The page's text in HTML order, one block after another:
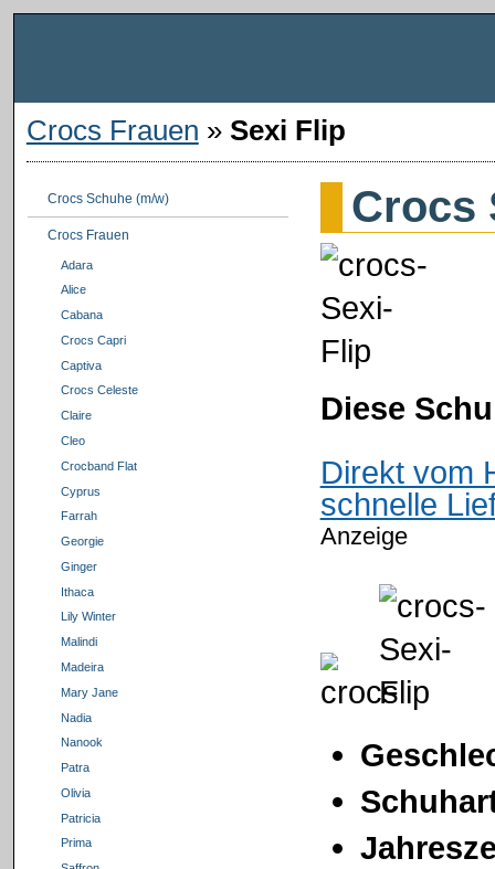
Crocs Frauen » Sexi Flip
Crocs Schuhe (m/w)
Crocs Frauen
Adara
Alice
Cabana
Crocs Capri
Captiva
Crocs Celeste
Claire
Cleo
Crocband Flat
Cyprus
Farrah
Georgie
Ginger
Ithaca
Lily Winter
Malindi
Madeira
Mary Jane
Nadia
Nanook
Patra
Olivia
Patricia
Prima
Crocs
Diese
Direkt vom
schnelle
Anzeige